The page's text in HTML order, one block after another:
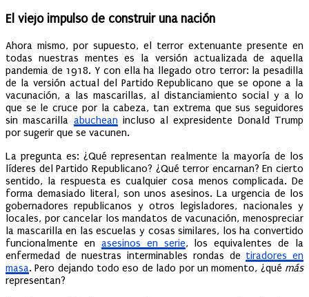
El viejo impulso de construir una nación
Ahora mismo, por supuesto, el terror extenuante presente en
todas nuestras mentes es la versión actualizada de aquella
pandemia de 1918. Y con ella ha llegado otro terror: la pesadilla
de la versión actual del Partido Republicano que se opone a la
vacunación, a las mascarillas, al distanciamiento social y a lo
que se le cruce por la cabeza, tan extrema que sus seguidores
sin mascarilla abucheanincluso al expresidente Donald Trump
por sugerir que se vacunen.
La pregunta es: ¿Qué representan realmente la mayoría de los
líderes del Partido Republicano? ¿Qué terror encarnan? En cierto
sentido, la respuesta es cualquier cosa menos complicada. De
forma demasiado literal, son unos asesinos. La urgencia de los
gobernadores republicanos y otros legisladores, nacionales y
locales, por cancelar los mandatos de vacunación, menospreciar
la mascarilla en las escuelas y cosas similares, los ha convertido
funcionalmente en asesinos en serie, los equivalentes de la
enfermedad de nuestras interminables rondas de tiradores en
masa. Pero dejando todo eso de lado por un momento, ¿qué más
representan?